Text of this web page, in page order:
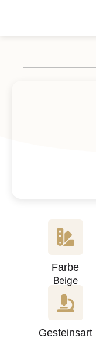
Farbe
Beige
Gesteinsart